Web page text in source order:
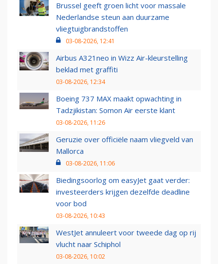
Brussel geeft groen licht voor massale
Nederlandse steun aan duurzame
vliegtuigbrandstoffen
03-08-2026, 12:41
Airbus A321neo in Wizz Air-kleurstelling
beklad met graffiti
03-08-2026, 12:34
Boeing 737 MAX maakt opwachting in
Tadzjikistan: Somon Air eerste klant
03-08-2026, 11:26
Geruzie over officiële naam vliegveld van
Mallorca
03-08-2026, 11:06
Biedingsoorlog om easyJet gaat verder:
investeerders krijgen dezelfde deadline
voor bod
03-08-2026, 10:43
WestJet annuleert voor tweede dag op rij
vlucht naar Schiphol
03-08-2026, 10:02